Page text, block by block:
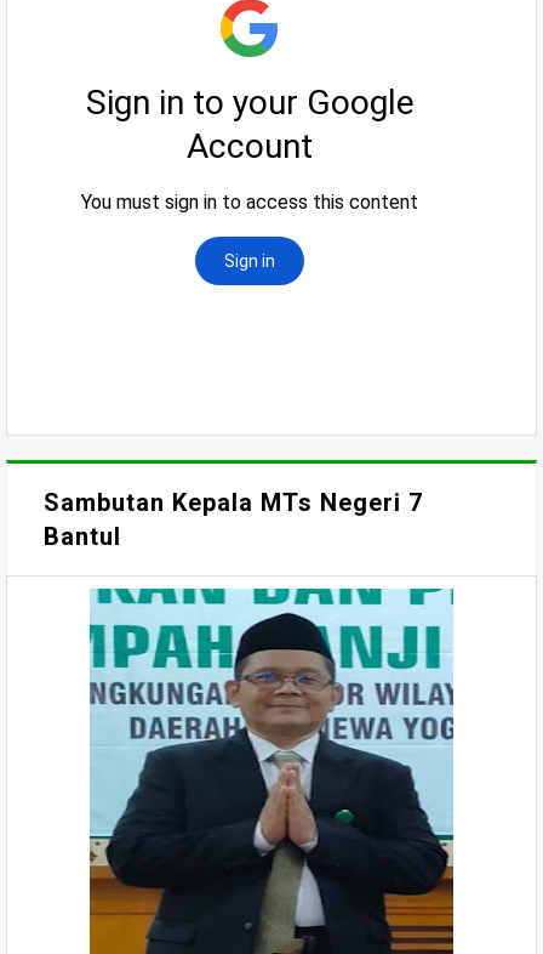
Sambutan Kepala MTs Negeri 7
Bantul